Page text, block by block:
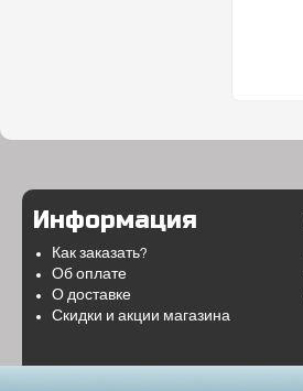
Информация
Как заказать?
Об оплате
О доставке
Скидки и акции магазина